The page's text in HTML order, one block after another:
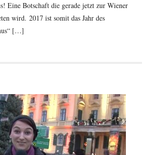
Eine Botschaft die gerade jetzt zur Wiener
wird. 2017 ist somit das Jahr des
[…]